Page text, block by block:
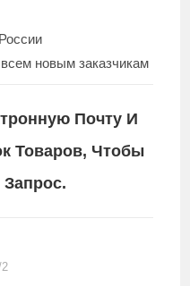
новым заказчикам
Почту И
Товаров, Чтобы